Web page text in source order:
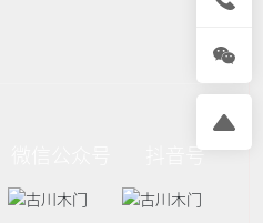
抖音号